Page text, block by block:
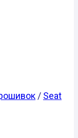
/ Seat